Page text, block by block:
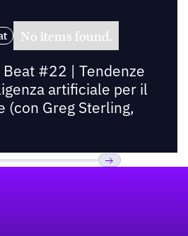
No items found.
#22 | Tendenze
artificiale per il
(con Greg Sterling,